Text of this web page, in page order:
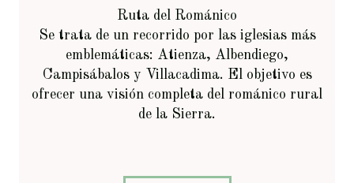
Ruta del Románico
Se trata de un recorrido por las iglesias más
emblemáticas: Atienza, Albendiego,
Campisábalos y Villacadima. El objetivo es
ofrecer una visión completa del románico rural
de la Sierra.